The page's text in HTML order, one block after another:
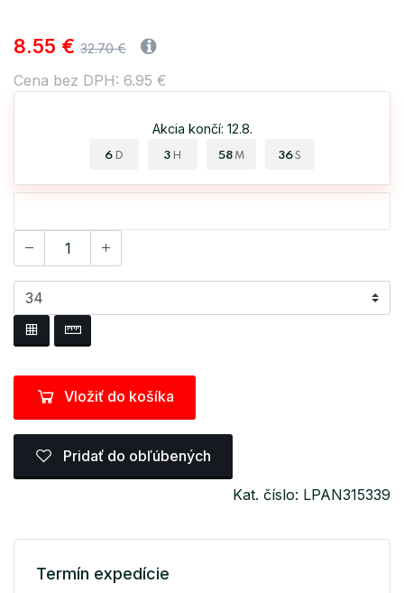
8.55 € 32.70 €
Cena bez DPH: 6.95 €
Akcia končí: 12.8.
6 D 3 H 58 M 36S
Vložiť do košíka
Pridať do obľúbených
Kat. číslo: LPAN315339
Termín expedície